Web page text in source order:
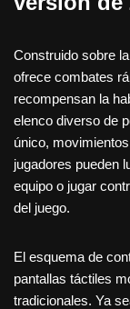
Construido sobre
ofrece combates
recompensan la
elenco diverso de
único,
jugadores pueden
equipo o jugar
del juego.
El esquema de
pantallas táctiles
tradicionales. Ya